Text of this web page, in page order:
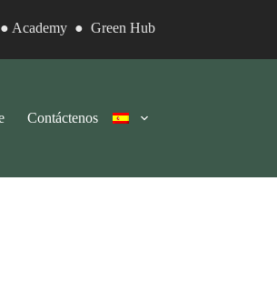
Academy● Green Hub
Contáctenos